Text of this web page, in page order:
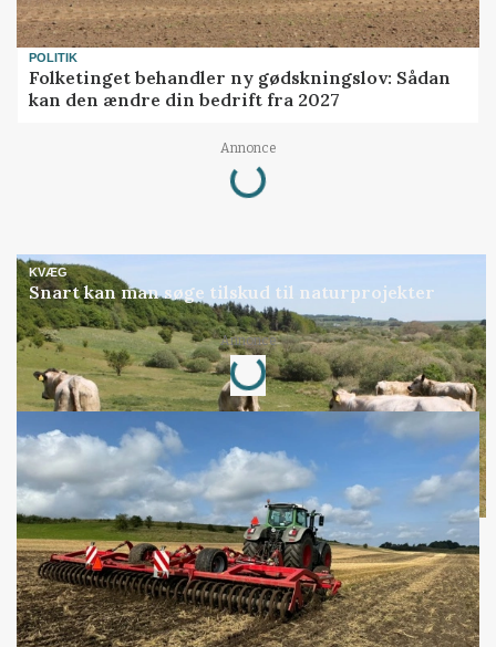
POLITIK
Folketinget behandler ny gødskningslov: Sådan
kan den ændre din bedrift fra 2027
Annonce
Loading...
KVÆG
Snart kan man søge tilskud til naturprojekter
Annonce
Loading...